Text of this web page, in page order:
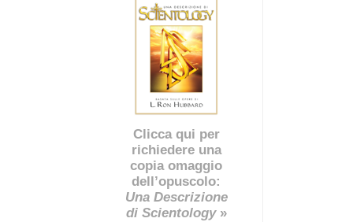
Clicca qui per
richiedere una
copia omaggio
dell’opuscolo:
Una Descrizione
di Scientology»